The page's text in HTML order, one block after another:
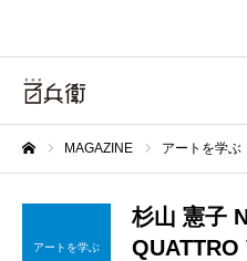
MAGAZINE アートを学ぶ
アートを学ぶ
杉山 憲子
QUATTRO